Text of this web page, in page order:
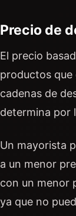
Precio de
El precio
productos que
cadenas de
determina por
Un mayorista
a un menor
con un menor
ya que no